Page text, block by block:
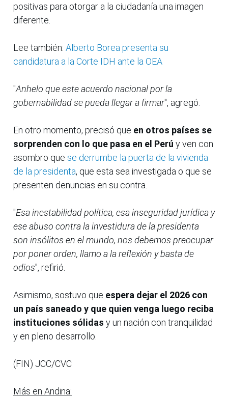
positivas para otorgar a la ciudadanía una imagen
diferente.
Lee también: Alberto Borea presenta su
candidatura a la Corte IDH ante la OEA
"Anhelo que este acuerdo nacional por la
gobernabilidad se pueda llegar a firmar", agregó.
En otro momento, precisó que en otros países se
sorprenden con lo que pasa en el Perú y ven con
asombro que se derrumbe la puerta de la vivienda
de la presidenta, que esta sea investigada o que se
presenten denuncias en su contra.
"Esa inestabilidad política, esa inseguridad jurídica y
ese abuso contra la investidura de la presidenta
son insólitos en el mundo, nos debemos preocupar
por poner orden, llamo a la reflexión y basta de
odios", refirió.
Asimismo, sostuvo que espera dejar el 2026 con
un país saneado y que quien venga luego reciba
instituciones sólidas y un nación con tranquilidad
y en pleno desarrollo.
(FIN) JCC/CVC
Más en Andina: